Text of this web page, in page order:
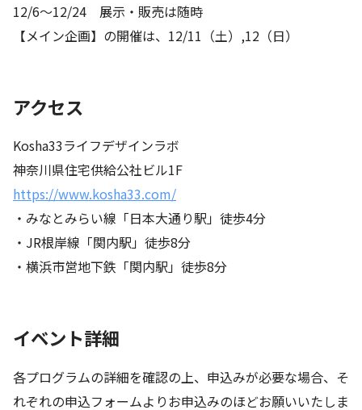
12/6～12/24 展示・販売は随時
【メイン企画】の開催は、12/11（土）,12（日）
アクセス
Kosha33ライフデザインラボ
神奈川県住宅供給公社ビル1F
https://www.kosha33.com/
・みなとみらい線「日本大通り駅」徒歩4分
・JR根岸線「関内駅」徒歩8分
・横浜市営地下鉄「関内駅」徒歩8分
イベント詳細
各プログラムの詳細を確認の上、申込みが必要な場合、そ
れぞれの申込フォームよりお申込みのほどお願いいたしま